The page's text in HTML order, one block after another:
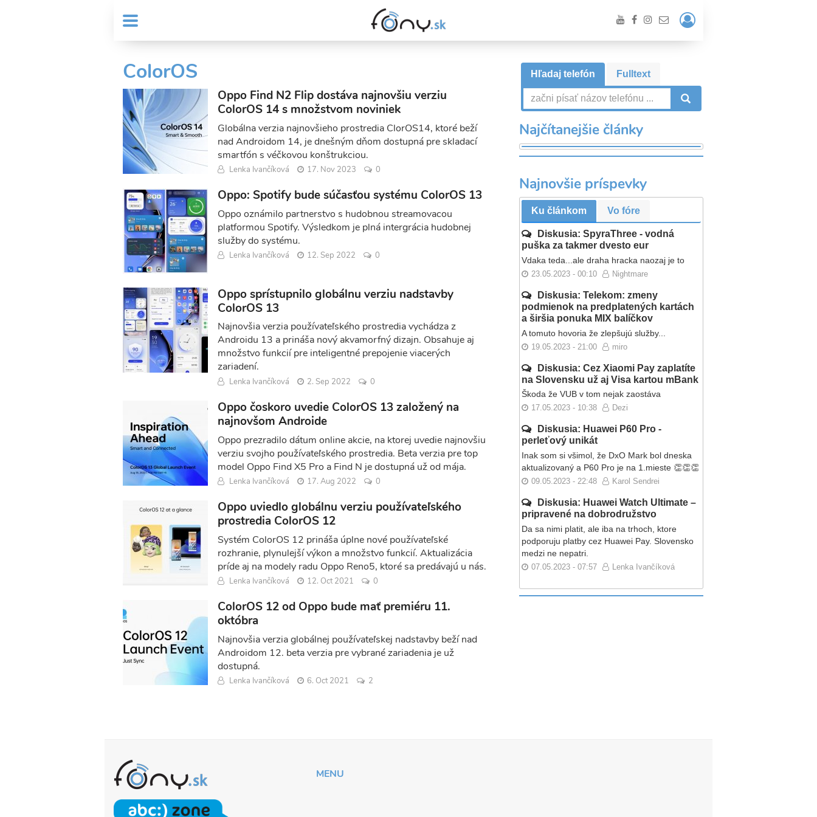
MENU
Header
menu
User
account
Prihlásiť
/
Registrácia
ColorOS
Oppo Find N2 Flip dostáva najnovšiu verziu
ColorOS 14 s množstvom noviniek
Globálna verzia najnovšieho prostredia ClorOS14, ktoré beží
nad Androidom 14, je dnešným dňom dostupná pre skladací
smartfón s véčkovou konštrukciou.
Lenka Ivančíková 17. Nov 2023 0
Oppo: Spotify bude súčasťou systému ColorOS 13
Oppo oznámilo partnerstvo s hudobnou streamovacou
platformou Spotify. Výsledkom je plná intergrácia hudobnej
služby do systému.
Lenka Ivančíková 12. Sep 2022 0
Oppo sprístupnilo globálnu verziu nadstavby
ColorOS 13
Najnovšia verzia používateľského prostredia vychádza z
Androidu 13 a prináša nový akvamorfný dizajn. Obsahuje aj
množstvo funkcií pre inteligentné prepojenie viacerých
zariadení.
Lenka Ivančíková 2. Sep 2022 0
Oppo čoskoro uvedie ColorOS 13 založený na
najnovšom Androide
Oppo prezradilo dátum online akcie, na ktorej uvedie najnovšiu
verziu svojho používateľského prostredia. Beta verzia pre top
model Oppo Find X5 Pro a Find N je dostupná už od mája.
Lenka Ivančíková 17. Aug 2022 0
Oppo uviedlo globálnu verziu používateľského
prostredia ColorOS 12
Systém ColorOS 12 prináša úplne nové používateľské
rozhranie, plynulejší výkon a množstvo funkcií. Aktualizácia
príde aj na modely radu Oppo Reno5, ktoré sa predávajú u nás.
Lenka Ivančíková 12. Oct 2021 0
ColorOS 12 od Oppo bude mať premiéru 11.
októbra
Najnovšia verzia globálnej používateľskej nadstavby beží nad
Androidom 12. beta verzia pre vybrané zariadenia je už
dostupná.
Lenka Ivančíková 6. Oct 2021 2
Hľadaj telefón Fulltext
Najčítanejšie články
Najnovšie príspevky
Ku článkom Vo fóre
Diskusia: SpyraThree - vodná
puška za takmer dvesto eur
Vdaka teda...ale draha hracka naozaj je to
23.05.2023 - 00:10 Nightmare
Diskusia: Telekom: zmeny
podmienok na predplatených kartách
a širšia ponuka MIX balíčkov
A tomuto hovoria že zlepšujú služby...
19.05.2023 - 21:00 miro
Diskusia: Cez Xiaomi Pay zaplatíte
na Slovensku už aj Visa kartou mBank
Škoda že VUB v tom nejak zaostáva
17.05.2023 - 10:38 Dezi
Diskusia: Huawei P60 Pro -
perleťový unikát
Inak som si všimol, že DxO Mark bol dneska
aktualizovaný a P60 Pro je na 1.mieste 👏👏👏
09.05.2023 - 22:48 Karol Sendrei
Diskusia: Huawei Watch Ultimate –
pripravené na dobrodružstvo
Da sa nimi platit, ale iba na trhoch, ktore
podporuju platby cez Huawei Pay. Slovensko
medzi ne nepatri.
07.05.2023 - 07:57 Lenka Ivančíková
MENU